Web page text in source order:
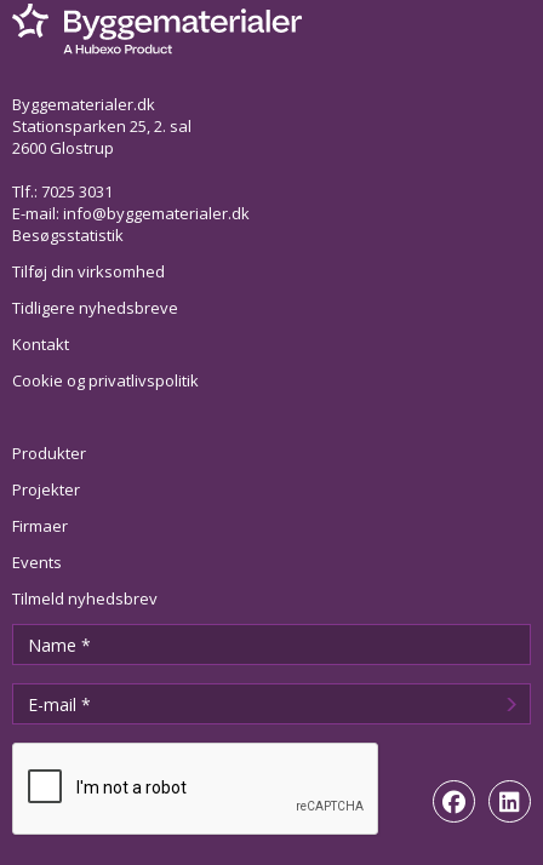
Byggematerialer.dk
Stationsparken 25, 2. sal
2600 Glostrup
Tlf.: 7025 3031
E-mail: info@byggematerialer.dk
Besøgsstatistik
Tilføj din virksomhed
Tidligere nyhedsbreve
Kontakt
Cookie og privatlivspolitik
Produkter
Projekter
Firmaer
Events
Tilmeld nyhedsbrev